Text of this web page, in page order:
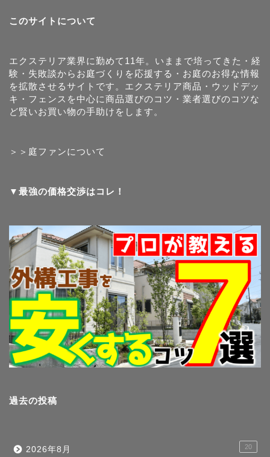
このサイトについて
エクステリア業界に勤めて11年。いままで培ってきた・経
験・失敗談からお庭づくりを応援する・お庭のお得な情報
を拡散させるサイトです。エクステリア商品・ウッドデッ
キ・フェンスを中心に商品選びのコツ・業者選びのコツな
ど賢いお買い物の手助けをします。
＞＞庭ファンについて
▼最強の価格交渉はコレ！
過去の投稿
2026年8月 20